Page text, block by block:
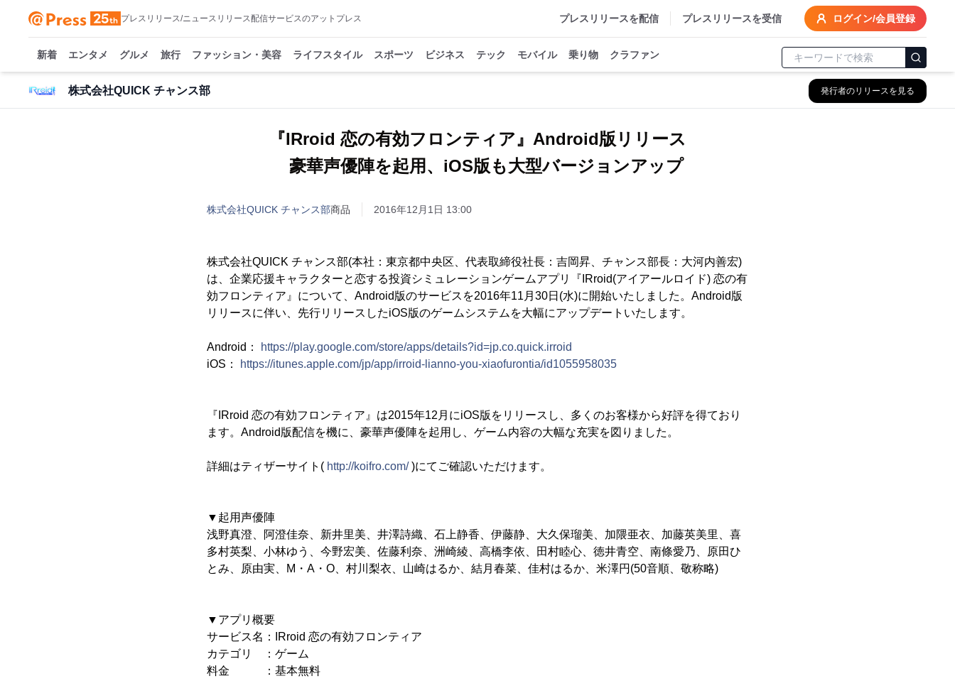
プレスリリース/ニュースリリース配信サービスのアットプレス プレスリリースを配信 プレスリリースを受信 ログイン/会員登録
新着 エンタメ グルメ 旅行 ファッション・美容 ライフスタイル スポーツ ビジネス テック モバイル 乗り物 クラファン
株式会社QUICK チャンス部 発行者のリリースを見る
『IRroid 恋の有効フロンティア』Android版リリース
豪華声優陣を起用、iOS版も大型バージョンアップ
株式会社QUICK チャンス部商品 2016年12月1日 13:00
株式会社QUICK チャンス部(本社：東京都中央区、代表取締役社長：吉岡昇、チャンス部長：大河内善宏)
は、企業応援キャラクターと恋する投資シミュレーションゲームアプリ『IRroid(アイアールロイド) 恋の有
効フロンティア』について、Android版のサービスを2016年11月30日(水)に開始いたしました。Android版
リリースに伴い、先行リリースしたiOS版のゲームシステムを大幅にアップデートいたします。
Android：
https://play.google.com/store/apps/details?id=jp.co.quick.irroid
iOS：
https://itunes.apple.com/jp/app/irroid-lianno-you-xiaofurontia/id1055958035
『IRroid 恋の有効フロンティア』は2015年12月にiOS版をリリースし、多くのお客様から好評を得ており
ます。Android版配信を機に、豪華声優陣を起用し、ゲーム内容の大幅な充実を図りました。
詳細はティザーサイト( http://koifro.com/)にてご確認いただけます。
▼起用声優陣
浅野真澄、阿澄佳奈、新井里美、井澤詩織、石上静香、伊藤静、大久保瑠美、加隈亜衣、加藤英美里、喜
多村英梨、小林ゆう、今野宏美、佐藤利奈、洲崎綾、高橋李依、田村睦心、徳井青空、南條愛乃、原田ひ
とみ、原由実、M・A・O、村川梨衣、山崎はるか、結月春菜、佳村はるか、米澤円(50音順、敬称略)
▼アプリ概要
サービス名：IRroid 恋の有効フロンティア
カテゴリ ：ゲーム
料金 ：基本無料